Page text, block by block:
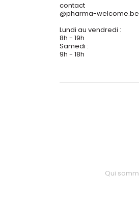
contact
@pharma-welcome.be
Lundi au vendredi :
8h - 19h
Samedi :
9h - 18h
Qui